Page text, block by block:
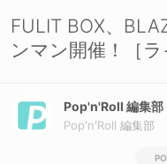
FULIT BOX、
ンマン開催！［ラ
Pop'n'Roll 編集部
Pop'n'Roll 編集部